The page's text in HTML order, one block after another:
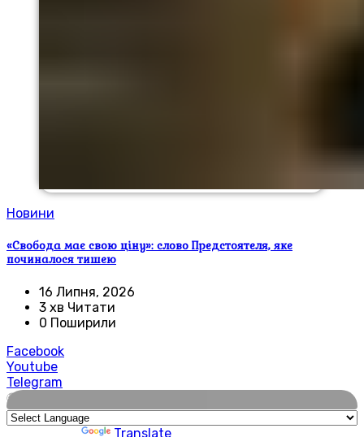
Новини
«Свобода має свою ціну»: слово Предстоятеля, яке
починалося тишею
16 Липня, 2026
3 хв Читати
0 Поширили
Facebook
Youtube
Telegram
🌍
Translate